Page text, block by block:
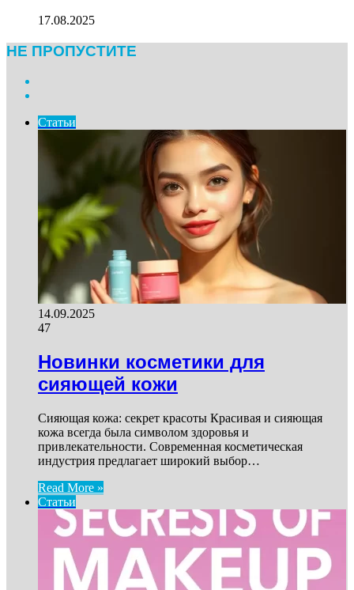
17.08.2025
НЕ ПРОПУСТИТЕ
Статьи
14.09.2025
47
Новинки косметики для
сияющей кожи
Сияющая кожа: секрет красоты Красивая и сияющая
кожа всегда была символом здоровья и
привлекательности. Современная косметическая
индустрия предлагает широкий выбор…
Read More »
Статьи